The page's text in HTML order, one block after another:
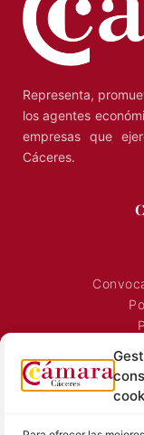
Representa,
los agentes
empresas que